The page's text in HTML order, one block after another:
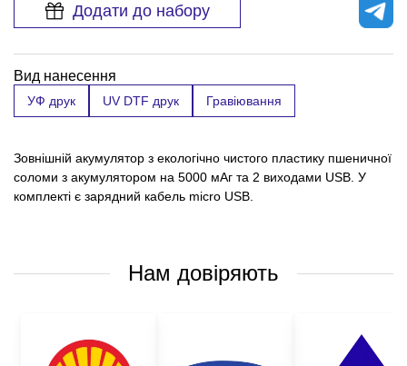
Додати до набору
Вид нанесення
УФ друк UV DTF друк Гравіювання
Зовнішній акумулятор з екологічно чистого пластику пшеничної
соломи з акумулятором на 5000 мАг та 2 виходами USB. У
комплекті є зарядний кабель micro USB.
Нам довіряють